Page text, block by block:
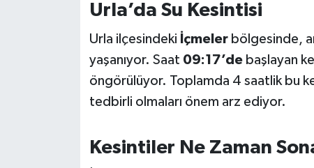
Urla’da Su Kesintisi
Urla ilçesindeki İçmelerbölgesinde,
yaşanıyor. Saat 09:17’debaşlayan
öngörülüyor. Toplamda 4 saatlik bu
tedbirli olmaları önem arz ediyor.
Kesintiler Ne Zaman
Savaştepe
SEYAHAT